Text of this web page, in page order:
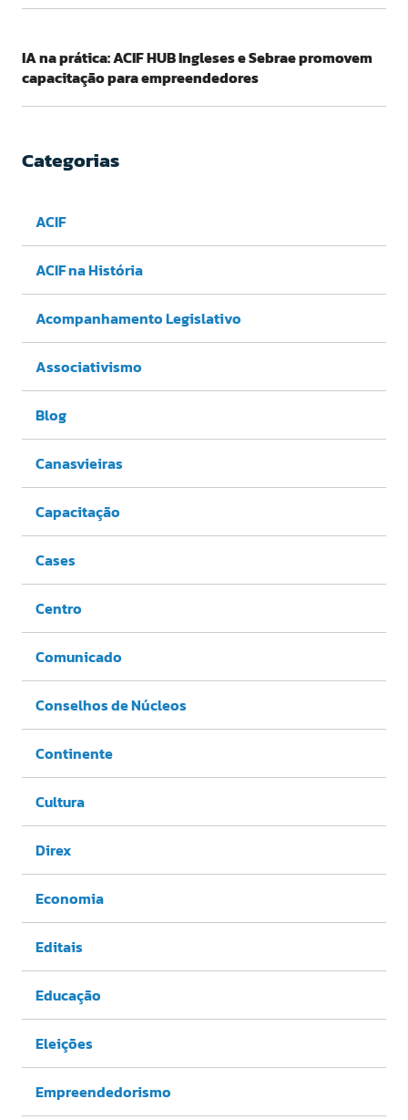
IA na prática: ACIF HUB Ingleses e Sebrae promovem
capacitação para empreendedores
Categorias
ACIF
ACIF na História
Acompanhamento Legislativo
Associativismo
Blog
Canasvieiras
Capacitação
Cases
Centro
Comunicado
Conselhos de Núcleos
Continente
Cultura
Direx
Economia
Editais
Educação
Eleições
Empreendedorismo